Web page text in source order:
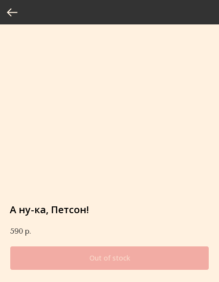
А ну-ка, Петсон!
590 р.
Out of stock